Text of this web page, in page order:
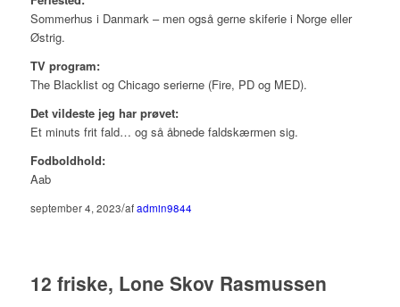
Sommerhus i Danmark – men også gerne skiferie i Norge eller
Østrig.
TV program:
The Blacklist og Chicago serierne (Fire, PD og MED).
Det vildeste jeg har prøvet:
Et minuts frit fald… og så åbnede faldskærmen sig.
Fodboldhold:
Aab
september 4, 2023/afadmin9844
12 friske, Lone Skov Rasmussen